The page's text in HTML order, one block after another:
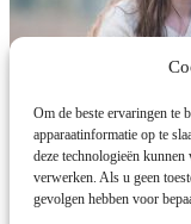
Om de beste ervaringen te
apparaatinformatie op te
deze technologieën
verwerken. Als u geen
gevolgen hebben voor
Hoii! Waarmee kan ik